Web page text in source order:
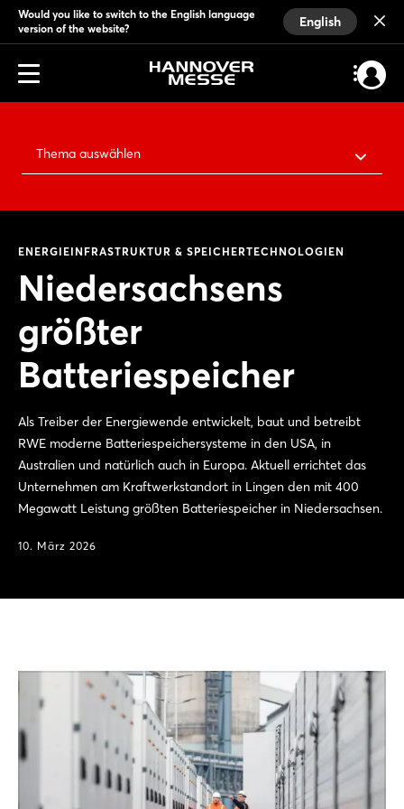
Would you like to switch to the English language
version of the website?
English
Thema auswählen
ENERGIEINFRASTRUKTUR & SPEICHERTECHNOLOGIEN
Niedersachsens
größter
Batteriespeicher
Als Treiber der Energiewende entwickelt, baut und betreibt
RWE moderne Batteriespeichersysteme in den USA, in
Australien und natürlich auch in Europa. Aktuell errichtet das
Unternehmen am Kraftwerkstandort in Lingen den mit 400
Megawatt Leistung größten Batteriespeicher in Niedersachsen.
10. März 2026